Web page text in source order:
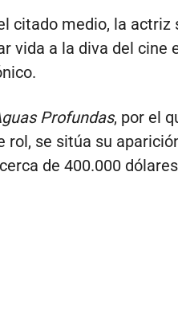
citado medio, la
vida a la diva del cine
Profundas, por el
rol, se sitúa su
de 400.000